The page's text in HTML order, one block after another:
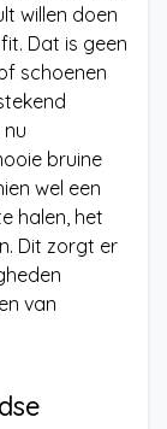
willen doen
Dat is geen
schoenen
bruine
wel een
halen, het
Dit zorgt er
van